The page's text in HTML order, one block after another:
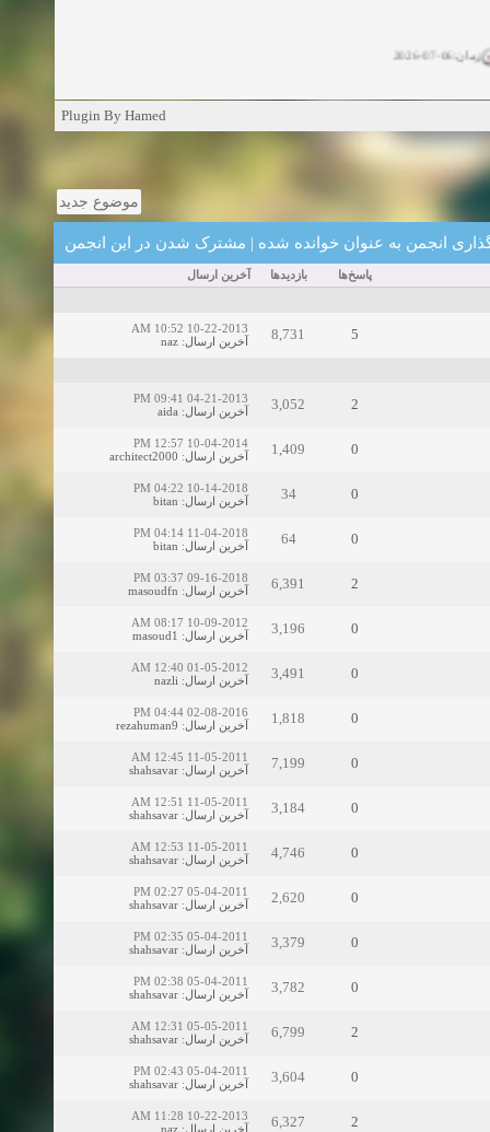
04-2025
زمان:02-26-2025
Plugin By Hamed
موضوع جدید
انجمن به عنوان خوانده شده | مشترک شدن در این انجمن
پاسخ‌ها بازدید‌ها آخرین ارسال
5
8,731
10-22-2013 10:52 AM
آخرین ارسال:
naz
2
3,052
04-21-2013 09:41 PM
آخرین ارسال:
aida
0
1,409
10-04-2014 12:57 PM
آخرین ارسال:
architect2000
0
34
10-14-2018 04:22 PM
آخرین ارسال:
bitan
0
64
11-04-2018 04:14 PM
آخرین ارسال:
bitan
2
6,391
09-16-2018 03:37 PM
آخرین ارسال:
masoudfn
0
3,196
10-09-2012 08:17 AM
آخرین ارسال:
masoud1
0
3,491
01-05-2012 12:40 AM
آخرین ارسال:
nazli
0
1,818
02-08-2016 04:44 PM
آخرین ارسال:
rezahuman9
0
7,199
11-05-2011 12:45 AM
آخرین ارسال:
shahsavar
0
3,184
11-05-2011 12:51 AM
آخرین ارسال:
shahsavar
0
4,746
11-05-2011 12:53 AM
آخرین ارسال:
shahsavar
0
2,620
05-04-2011 02:27 PM
آخرین ارسال:
shahsavar
0
3,379
05-04-2011 02:35 PM
آخرین ارسال:
shahsavar
0
3,782
05-04-2011 02:38 PM
آخرین ارسال:
shahsavar
2
6,799
05-05-2011 12:31 AM
آخرین ارسال:
shahsavar
0
3,604
05-04-2011 02:43 PM
آخرین ارسال:
shahsavar
2
6,327
10-22-2013 11:28 AM
آخرین ارسال:
naz